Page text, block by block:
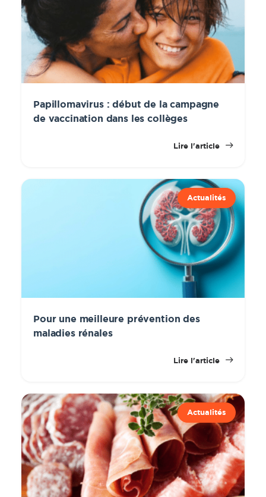
Papillomavirus : début de la campagne
de vaccination dans les collèges
Lire l'article
Actualités
Pour une meilleure prévention des
maladies rénales
Lire l'article
Actualités